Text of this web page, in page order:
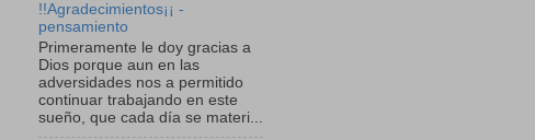
!!Agradecimientos¡¡ -
pensamiento
Primeramente le doy gracias a
Dios porque aun en las
adversidades nos a permitido
continuar trabajando en este
sueño, que cada día se materi...